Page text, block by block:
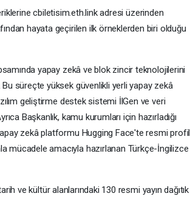
cbiletisim.eth.link adresi üzerinden
hayata geçirilen ilk örneklerden biri olduğu
yapay zekâ ve blok zincir teknolojilerini
süreçte yüksek güvenlikli yerli yapay zekâ
geliştirme destek sistemi İlGen ve veri
Başkanlık, kamu kurumları için hazırladığı
zekâ platformu Hugging Face'te resmi profil
amacıyla hazırlanan Türkçe-İngilizce
ve kültür alanlarındaki 130 resmi yayın dağıtık